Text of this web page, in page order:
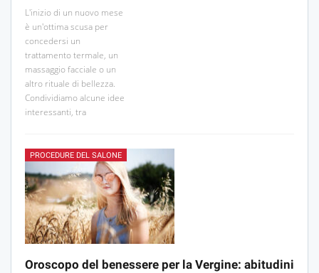
L'inizio di un nuovo mese
è un'ottima scusa per
concedersi un
trattamento termale, un
massaggio facciale o un
altro rituale di bellezza.
Condividiamo alcune idee
interessanti, tra
PROCEDURE DEL SALONE
Oroscopo del benessere per la Vergine: abitudini